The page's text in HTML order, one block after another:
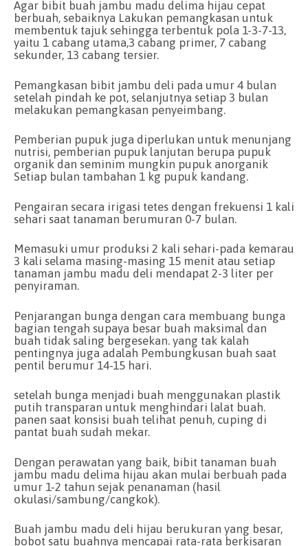
Agar bibit buah jambu madu delima hijau cepat
berbuah, sebaiknya Lakukan pemangkasan untuk
membentuk tajuk sehingga terbentuk pola 1-3-7-13,
yaitu 1 cabang utama,3 cabang primer, 7 cabang
sekunder, 13 cabang tersier.
Pemangkasan bibit jambu deli pada umur 4 bulan
setelah pindah ke pot, selanjutnya setiap 3 bulan
melakukan pemangkasan penyeimbang.
Pemberian pupuk juga diperlukan untuk menunjang
nutrisi, pemberian pupuk lanjutan berupa pupuk
organik dan seminim mungkin pupuk anorganik
Setiap bulan tambahan 1 kg pupuk kandang.
Pengairan secara irigasi tetes dengan frekuensi 1 kali
sehari saat tanaman berumuran 0-7 bulan.
Memasuki umur produksi 2 kali sehari-pada kemarau
3 kali selama masing-masing 15 menit atau setiap
tanaman jambu madu deli mendapat 2-3 liter per
penyiraman.
Penjarangan bunga dengan cara membuang bunga
bagian tengah supaya besar buah maksimal dan
buah tidak saling bergesekan. yang tak kalah
pentingnya juga adalah Pembungkusan buah saat
pentil berumur 14-15 hari.
setelah bunga menjadi buah menggunakan plastik
putih transparan untuk menghindari lalat buah.
panen saat konsisi buah telihat penuh, cuping di
pantat buah sudah mekar.
Dengan perawatan yang baik, bibit tanaman buah
jambu madu delima hijau akan mulai berbuah pada
umur 1-2 tahun sejak penanaman (hasil
okulasi/sambung/cangkok).
Buah jambu madu deli hijau berukuran yang besar,
bobot satu buahnya mencapai rata-rata berkisaran